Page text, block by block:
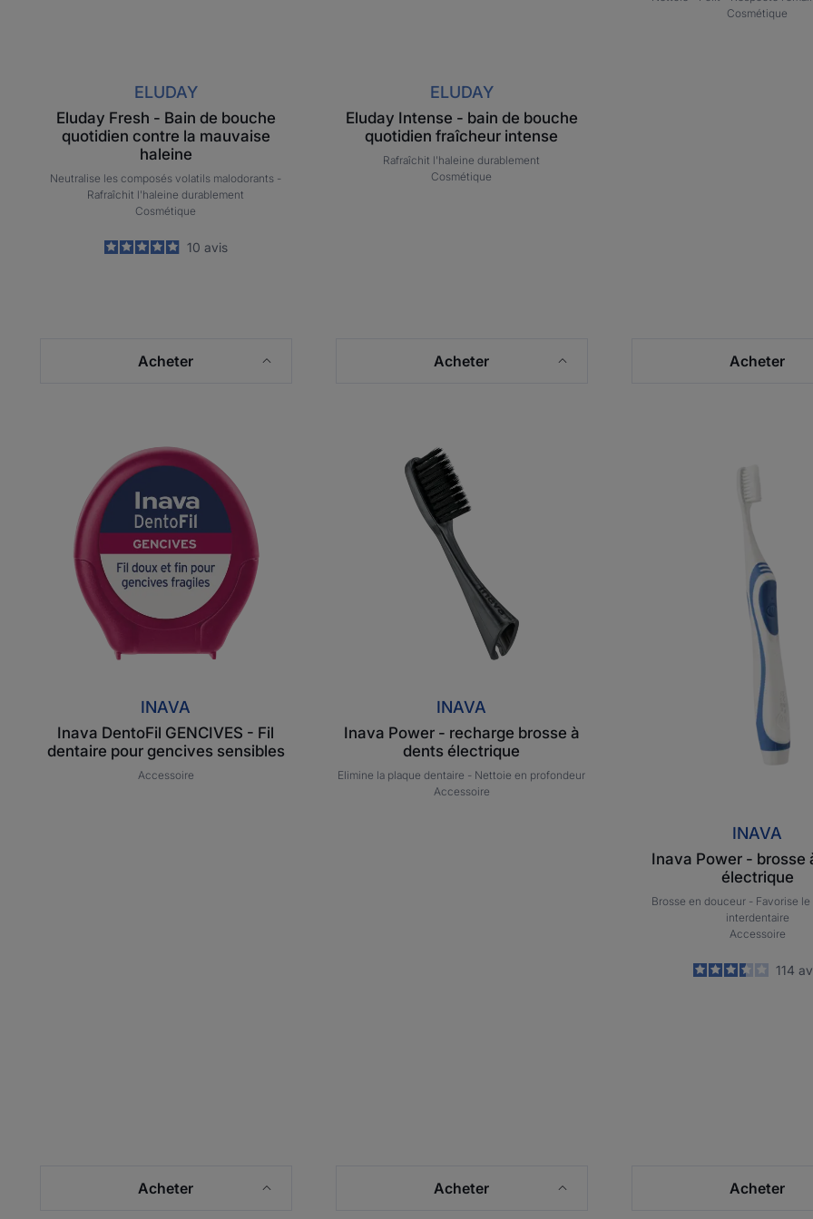
ELUDAY
Eluday Fresh - Bain de bouche
quotidien contre la mauvaise
haleine
Neutralise les composés volatils malodorants -
Rafraîchit l'haleine durablement
Cosmétique
4.9
/5
10 avis
Acheter
ELUDAY
Eluday Intense - bain de bouche
quotidien fraîcheur intense
Rafraîchit l'haleine durablement
Cosmétique
Acheter
Cosmétique
Acheter
DentoFil
GENCIVES
-
Fil
dentaire
pour
gencives
sensibles
INAVA
Inava DentoFil GENCIVES - Fil
dentaire pour gencives sensibles
Accessoire
Acheter
-
recharge
à
dents
électrique
INAVA
Inava Power - recharge brosse à
dents électrique
Elimine la plaque dentaire - Nettoie en profondeur
Accessoire
Acheter
brosse
INAVA
Inava Power - brosse
électrique
Brosse en douceur - Favorise
interdentaire
Accessoire
3.4
/5
114
Acheter